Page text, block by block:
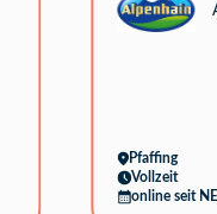
Pfaffing
Vollzeit
online seit